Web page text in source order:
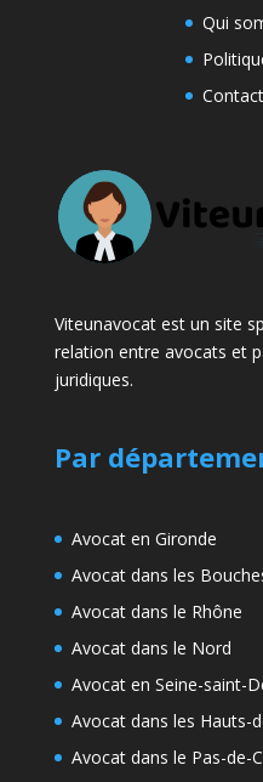
Qui
Viteunavocat est un site
relation entre avocats et
juridiques.
Par
Avocat en Gironde
Avocat dans les
Avocat dans le Rhône
Avocat dans le Nord
Avocat en Seine-saint-
Avocat dans les Hauts-
Avocat dans le Pas-de-